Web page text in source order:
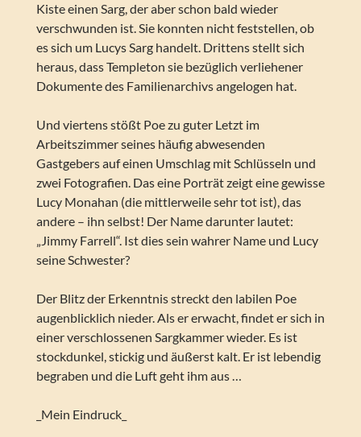
Kiste einen Sarg, der aber schon bald wieder
verschwunden ist. Sie konnten nicht feststellen, ob
es sich um Lucys Sarg handelt. Drittens stellt sich
heraus, dass Templeton sie bezüglich verliehener
Dokumente des Familienarchivs angelogen hat.
Und viertens stößt Poe zu guter Letzt im
Arbeitszimmer seines häufig abwesenden
Gastgebers auf einen Umschlag mit Schlüsseln und
zwei Fotografien. Das eine Porträt zeigt eine gewisse
Lucy Monahan (die mittlerweile sehr tot ist), das
andere – ihn selbst! Der Name darunter lautet:
„Jimmy Farrell“. Ist dies sein wahrer Name und Lucy
seine Schwester?
Der Blitz der Erkenntnis streckt den labilen Poe
augenblicklich nieder. Als er erwacht, findet er sich in
einer verschlossenen Sargkammer wieder. Es ist
stockdunkel, stickig und äußerst kalt. Er ist lebendig
begraben und die Luft geht ihm aus …
_Mein Eindruck_